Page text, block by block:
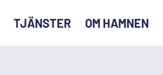
TJÄNSTER OM HAMNEN